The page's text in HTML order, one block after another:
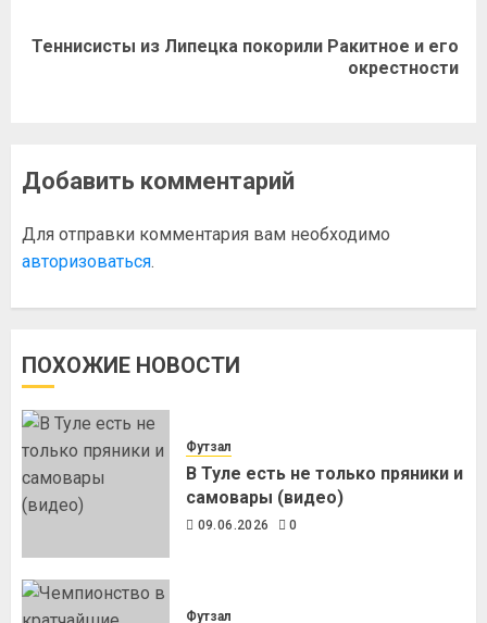
Теннисисты из Липецка покорили Ракитное и его
окрестности
Добавить комментарий
Для отправки комментария вам необходимо
авторизоваться.
ПОХОЖИЕ НОВОСТИ
Футзал
В Туле есть не только пряники и
самовары (видео)
09.06.2026 0
Футзал